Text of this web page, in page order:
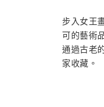
步入女王
可的藝術
通過古老
家收藏。